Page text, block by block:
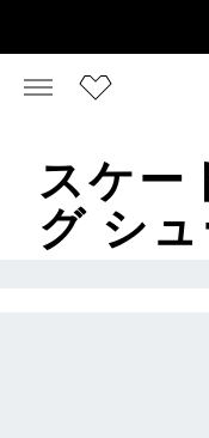
スケー
グ シ